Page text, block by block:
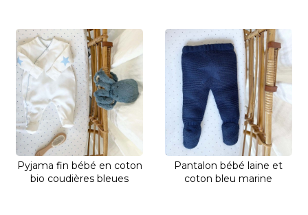
Pyjama fin bébé en coton
bio coudières bleues
Pantalon bébé laine et
coton bleu marine